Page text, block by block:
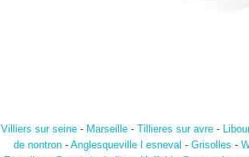
Villiers sur seine - Marseille - Tillieres sur avre -
de nontron - Anglesqueville l esneval - Grisolles -